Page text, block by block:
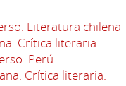
Literatura chilena
Crítica literaria.
Perú
Crítica literaria.